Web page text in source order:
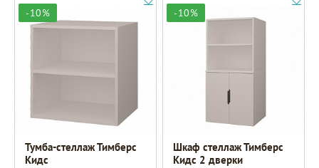
-10%
Тумба-стеллаж Тимберс
Кидс
-10%
Шкаф стеллаж Тимберс
Кидс 2 дверки